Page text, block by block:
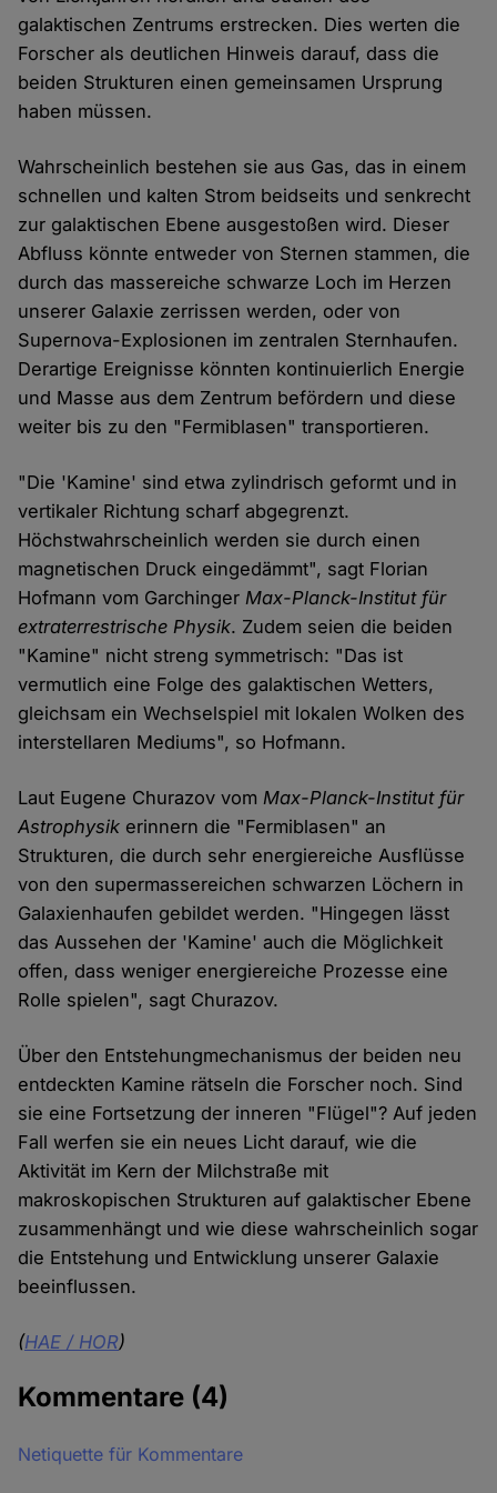
galaktischen Zentrums erstrecken. Dies werten die
Forscher als deutlichen Hinweis darauf, dass die
beiden Strukturen einen gemeinsamen Ursprung
haben müssen.
Wahrscheinlich bestehen sie aus Gas, das in einem
schnellen und kalten Strom beidseits und senkrecht
zur galaktischen Ebene ausgestoßen wird. Dieser
Abfluss könnte entweder von Sternen stammen, die
durch das massereiche schwarze Loch im Herzen
unserer Galaxie zerrissen werden, oder von
Supernova-Explosionen im zentralen Sternhaufen.
Derartige Ereignisse könnten kontinuierlich Energie
und Masse aus dem Zentrum befördern und diese
weiter bis zu den "Fermiblasen" transportieren.
"Die 'Kamine' sind etwa zylindrisch geformt und in
vertikaler Richtung scharf abgegrenzt.
Höchstwahrscheinlich werden sie durch einen
magnetischen Druck eingedämmt", sagt Florian
Hofmann vom GarchingerMax-Planck-Institut für
extraterrestrische Physik. Zudem seien die beiden
"Kamine" nicht streng symmetrisch: "Das ist
vermutlich eine Folge des galaktischen Wetters,
gleichsam ein Wechselspiel mit lokalen Wolken des
interstellaren Mediums", so Hofmann.
Laut Eugene Churazov vomMax-Planck-Institut für
Astrophysik erinnern die "Fermiblasen" an
Strukturen, die durch sehr energiereiche Ausflüsse
von den supermassereichen schwarzen Löchern in
Galaxienhaufen gebildet werden. "Hingegen lässt
das Aussehen der 'Kamine' auch die Möglichkeit
offen, dass weniger energiereiche Prozesse eine
Rolle spielen", sagt Churazov.
Über den Entstehungmechanismus der beiden neu
entdeckten Kamine rätseln die Forscher noch. Sind
sie eine Fortsetzung der inneren "Flügel"? Auf jeden
Fall werfen sie ein neues Licht darauf, wie die
Aktivität im Kern der Milchstraße mit
makroskopischen Strukturen auf galaktischer Ebene
zusammenhängt und wie diese wahrscheinlich sogar
die Entstehung und Entwicklung unserer Galaxie
beeinflussen.
(HAE / HOR)
Kommentare (4)
Netiquette für Kommentare